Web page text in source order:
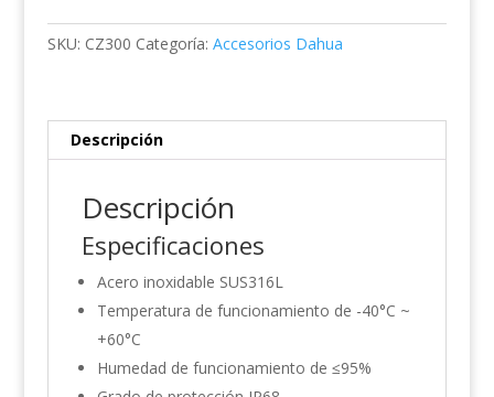
SKU: CZ300 Categoría: Accesorios Dahua
Descripción
Descripción
Especificaciones
Acero inoxidable SUS316L
Temperatura de funcionamiento de -40°C ~
+60°C
Humedad de funcionamiento de ≤95%